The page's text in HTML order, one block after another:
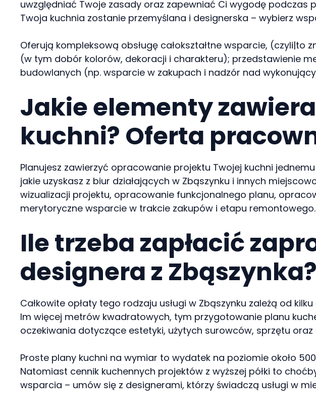
uwzględniać Twoje zasady oraz zapewniać Ci wygodę podczas
Twoja kuchnia zostanie przemyślana i designerska – wybierz
Oferują kompleksową obsługę całokształtne wsparcie,
(w tym dobór kolorów, dekoracji i charakteru); przedstawienie
budowlanych (np. wsparcie w zakupach i nadzór nad
Jakie elementy
kuchni? Oferta
Planujesz zawierzyć opracowanie projektu Twojej kuchni
jakie uzyskasz z biur działających w Zbąszynku i innych
wizualizacji projektu, opracowanie funkcjonalnego planu,
merytoryczne wsparcie w trakcie zakupów i etapu remontowego.
Ile trzeba zapłacić
designera z Zbąszynka?
Całkowite opłaty tego rodzaju usługi w Zbąszynku zależą od
Im więcej metrów kwadratowych, tym przygotowanie planu
oczekiwania dotyczące estetyki, użytych surowców, sprzętu
Proste plany kuchni na wymiar to wydatek na poziomie około
Natomiast cennik kuchennych projektów z wyższej półki to
wsparcia – umów się z designerami, którzy świadczą usługi w